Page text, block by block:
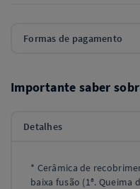
Formas de pagamento
Importante saber
Detalhes
* Cerâmica de
baixa fusão (1ª. Queima